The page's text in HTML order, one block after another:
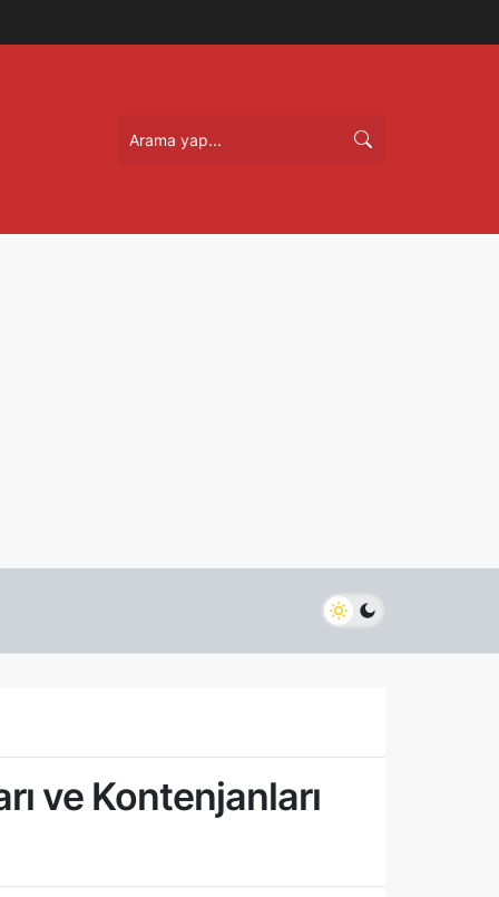
ve Kontenjanları